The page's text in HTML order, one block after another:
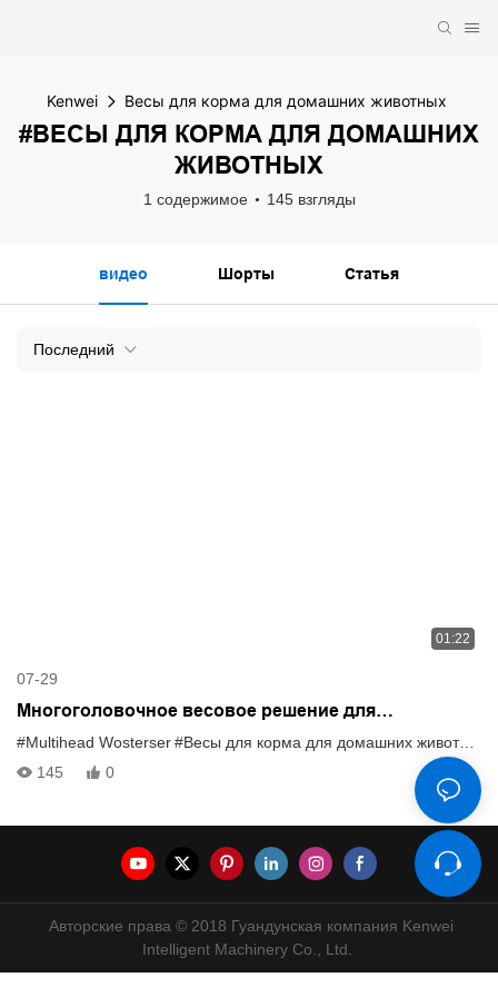
Kenwei Весы для корма для домашних животных
#ВЕСЫ ДЛЯ КОРМА ДЛЯ ДОМАШНИХ
ЖИВОТНЫХ
1 содержимое 145 взгляды
видео Шорты Статья
Последний
01:22
07-29
Многоголовочное весовое решение для
производства корма для домашних животных в
виде длинных полосок.
#Multihead Wosterser#Весы для корма для домашних животных
145
0
Авторские права © 2018 Гуандунская компания Kenwei
Intelligent Machinery Co., Ltd.